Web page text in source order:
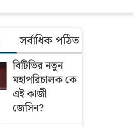
সর্বাধিক পঠিত
বিটিভির নতুন
মহাপরিচালক কে
এই কাজী
জেসিন?